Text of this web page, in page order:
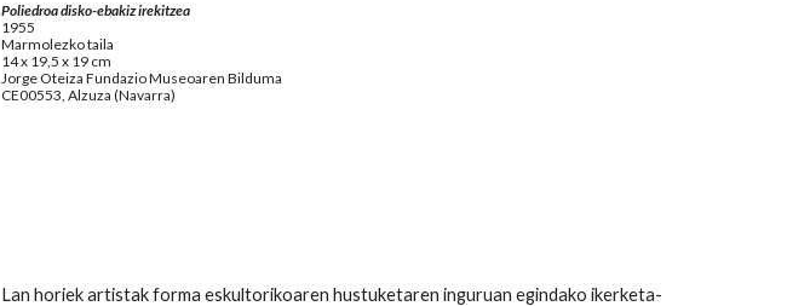
Poliedroa disko-ebakiz irekitzea
1955
Marmolezko taila
14 x 19,5 x 19 cm
Jorge Oteiza Fundazio Museoaren Bilduma
CE00553, Alzuza (Navarra)
Lan horiek artistak forma eskultorikoaren hustuketaren inguruan egindako ikerketa-